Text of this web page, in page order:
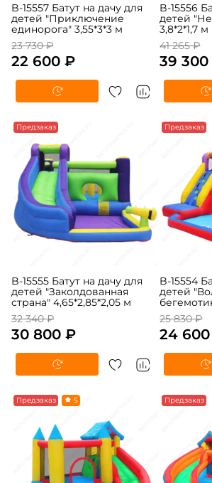
B-15557 Батут на дачу для
детей "Приключение
единорога" 3,55*3*3 м
23 730 ₽
22 600 ₽
B-15556
детей
3,8*2*1,7 м
41 265 ₽
39
-5% Предзаказ
B-15555 Батут на дачу для
детей "Заколдованная
страна" 4,65*2,85*2,05 м
32 340 ₽
30 800 ₽
-5%
B-15554
детей
25 830 ₽
24
-5% Предзаказ Предзаказ